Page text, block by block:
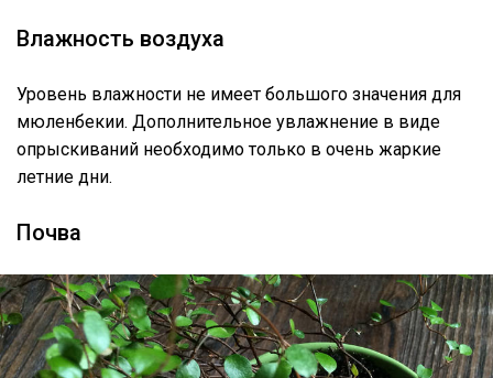
Влажность воздуха
Уровень влажности не имеет большого значения для
мюленбекии. Дополнительное увлажнение в виде
опрыскиваний необходимо только в очень жаркие
летние дни.
Почва